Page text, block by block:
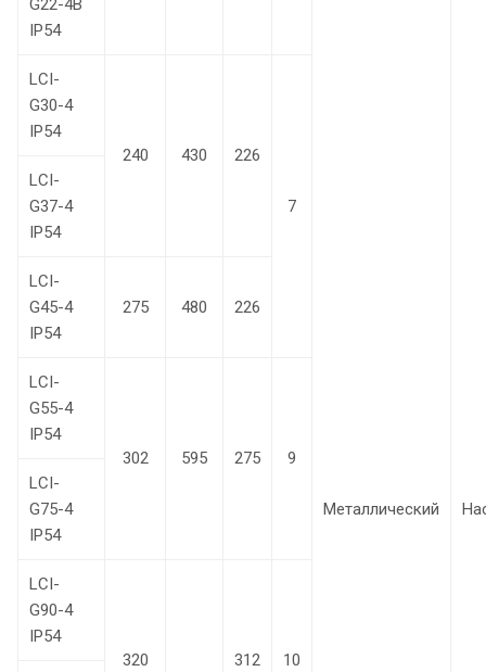
Металлический
G22-4В
IP54
LCI-
G30-4
IP54
240
430 226
7
LCI-
G37-4
IP54
LCI-
G45-4
IP54
275 480 226
LCI-
G55-4
IP54
302
595 275
9
LCI-
G75-4
IP54
LCI-
G90-4
IP54
320
312
10